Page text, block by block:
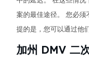
案的最佳途径。 您必
提的是，您可以通过他
加州 DMV 二